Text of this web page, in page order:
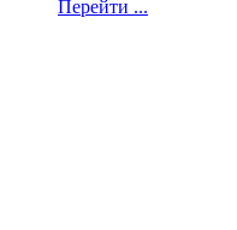
Перейти ...